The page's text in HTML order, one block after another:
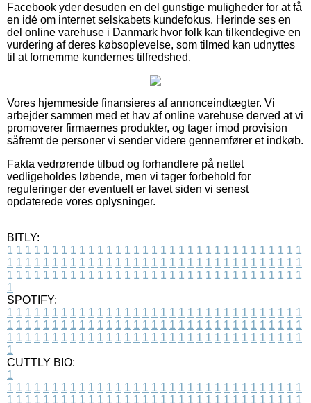
Facebook yder desuden en del gunstige muligheder for at få
en idé om internet selskabets kundefokus. Herinde ses en
del online varehuse i Danmark hvor folk kan tilkendegive en
vurdering af deres købsoplevelse, som tilmed kan udnyttes
til at fornemme kundernes tilfredshed.
Vores hjemmeside finansieres af annonceindtægter. Vi
arbejder sammen med et hav af online varehuse derved at vi
promoverer firmaernes produkter, og tager imod provision
såfremt de personer vi sender videre gennemfører et indkøb.
Fakta vedrørende tilbud og forhandlere på nettet
vedligeholdes løbende, men vi tager forbehold for
reguleringer der eventuelt er lavet siden vi senest
opdaterede vores oplysninger.
BITLY:
1 1 1 1 1 1 1 1 1 1 1 1 1 1 1 1 1 1 1 1 1 1 1 1 1 1 1 1 1 1 1 1 1
1 1 1 1 1 1 1 1 1 1 1 1 1 1 1 1 1 1 1 1 1 1 1 1 1 1 1 1 1 1 1 1 1
1 1 1 1 1 1 1 1 1 1 1 1 1 1 1 1 1 1 1 1 1 1 1 1 1 1 1 1 1 1 1 1 1
1
SPOTIFY:
1 1 1 1 1 1 1 1 1 1 1 1 1 1 1 1 1 1 1 1 1 1 1 1 1 1 1 1 1 1 1 1 1
1 1 1 1 1 1 1 1 1 1 1 1 1 1 1 1 1 1 1 1 1 1 1 1 1 1 1 1 1 1 1 1 1
1 1 1 1 1 1 1 1 1 1 1 1 1 1 1 1 1 1 1 1 1 1 1 1 1 1 1 1 1 1 1 1 1
1
CUTTLY BIO:
1
1 1 1 1 1 1 1 1 1 1 1 1 1 1 1 1 1 1 1 1 1 1 1 1 1 1 1 1 1 1 1 1 1
1 1 1 1 1 1 1 1 1 1 1 1 1 1 1 1 1 1 1 1 1 1 1 1 1 1 1 1 1 1 1 1 1